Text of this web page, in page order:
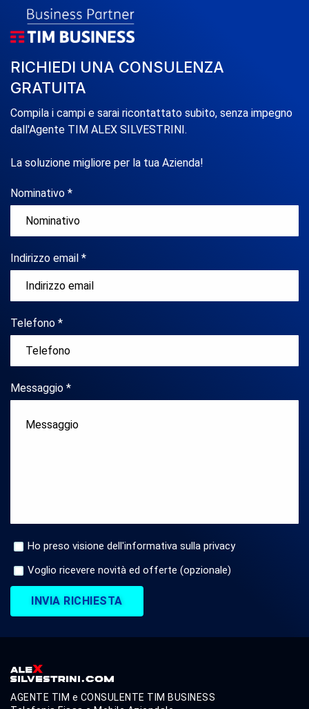
RICHIEDI UNA CONSULENZA
GRATUITA
Compila i campi e sarai ricontattato subito, senza impegno
dall'Agente TIM ALEX SILVESTRINI.
La soluzione migliore per la tua Azienda!
Nominativo *
Indirizzo email *
Telefono *
Messaggio *
Ho preso visione dell'informativa sulla privacy
Voglio ricevere novità ed offerte (opzionale)
INVIA RICHIESTA
AGENTE TIM e CONSULENTE TIM BUSINESS